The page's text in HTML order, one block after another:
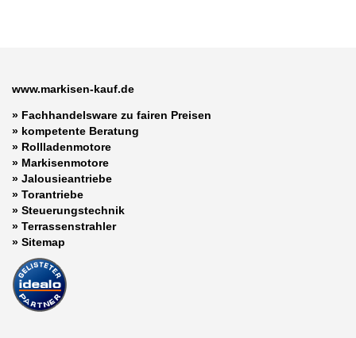
www.markisen-kauf.de
» Fachhandelsware zu fairen Preisen
» kompetente Beratung
» Rollladenmotore
» Markisenmotore
» Jalousieantriebe
» Torantriebe
» Steuerungstechnik
» Terrassenstrahler
» Sitemap